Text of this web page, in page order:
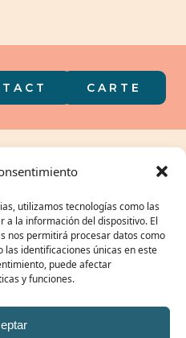
utilizamos tecnologías como las
a la información del dispositivo. El
nos permitirá procesar datos como
identificaciones únicas en este
puede afectar
y funciones.
CARTE
: